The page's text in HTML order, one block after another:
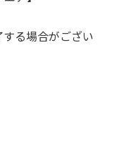
る場合がござい